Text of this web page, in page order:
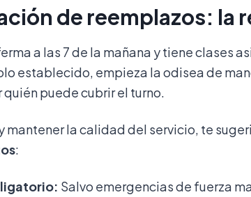
de reemplazos: la
a las 7 de la mañana y tiene clases
establecido, empieza la odisea de
puede cubrir el turno.
mantener la calidad del servicio, te
:
Salvo emergencias de fuerza